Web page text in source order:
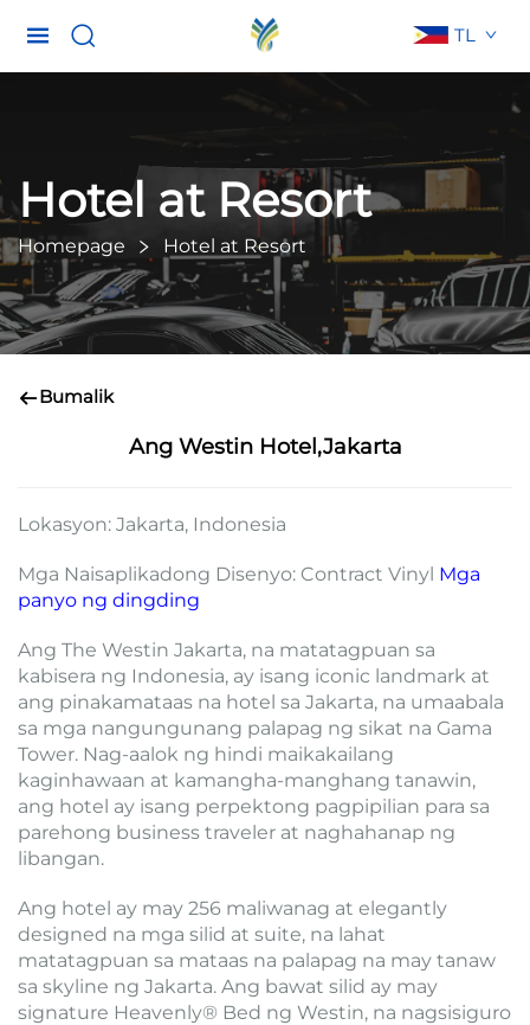
TL
Hotel at Resort
Homepage Hotel at Resort
Bumalik
Ang Westin Hotel,Jakarta
Lokasyon: Jakarta, Indonesia
Mga Naisaplikadong Disenyo: Contract Vinyl Mga
panyo ng dingding
Ang The Westin Jakarta, na matatagpuan sa
kabisera ng Indonesia, ay isang iconic landmark at
ang pinakamataas na hotel sa Jakarta, na umaabala
sa mga nangungunang palapag ng sikat na Gama
Tower. Nag-aalok ng hindi maikakailang
kaginhawaan at kamangha-manghang tanawin,
ang hotel ay isang perpektong pagpipilian para sa
parehong business traveler at naghahanap ng
libangan.
Ang hotel ay may 256 maliwanag at elegantly
designed na mga silid at suite, na lahat
matatagpuan sa mataas na palapag na may tanaw
sa skyline ng Jakarta. Ang bawat silid ay may
signature Heavenly® Bed ng Westin, na nagsisiguro